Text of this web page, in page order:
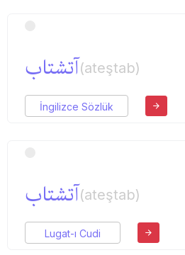
آتشتاب(ateştab)
İngilizce Sözlük
آتشتاب(ateştab)
Lugat-ı Cudi